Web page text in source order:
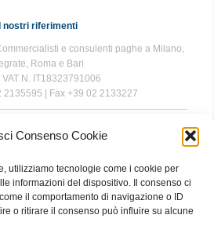
Consenso Cookie
utilizziamo tecnologie come i cookie per
informazioni del dispositivo. Il consenso ci
il comportamento di navigazione o ID
o ritirare il consenso può influire su alcune
nostri riferimenti
e consulenti paghe a Milano,
Roma e Bari
VAT N. IT18323791006
2135595 | Fax +39 02 2133227
in this website is for general information
the information up to date and correct, we
warranties of any kind, express or implied,
reliability, suitability or availability
or the information, products, services, or
on the website for any purpose. Any